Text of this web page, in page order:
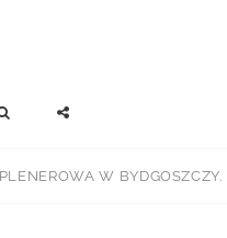
SEARCH
W BYDGOSZCZY.